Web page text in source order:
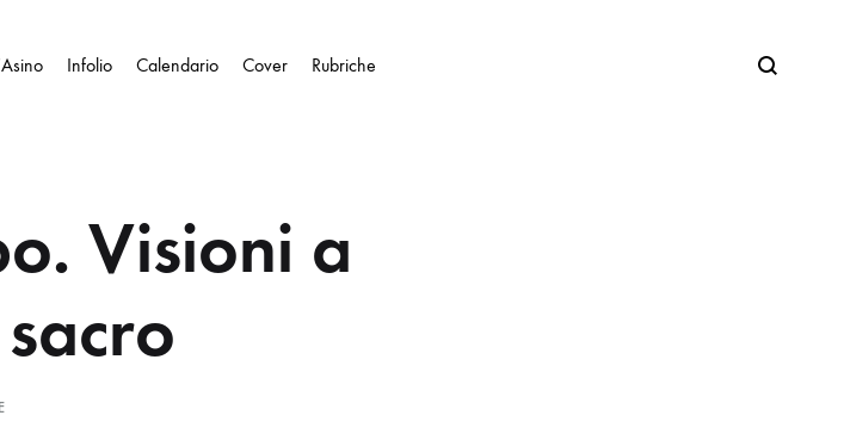
Infolio Calendario Cover Rubriche Search
Visioni a